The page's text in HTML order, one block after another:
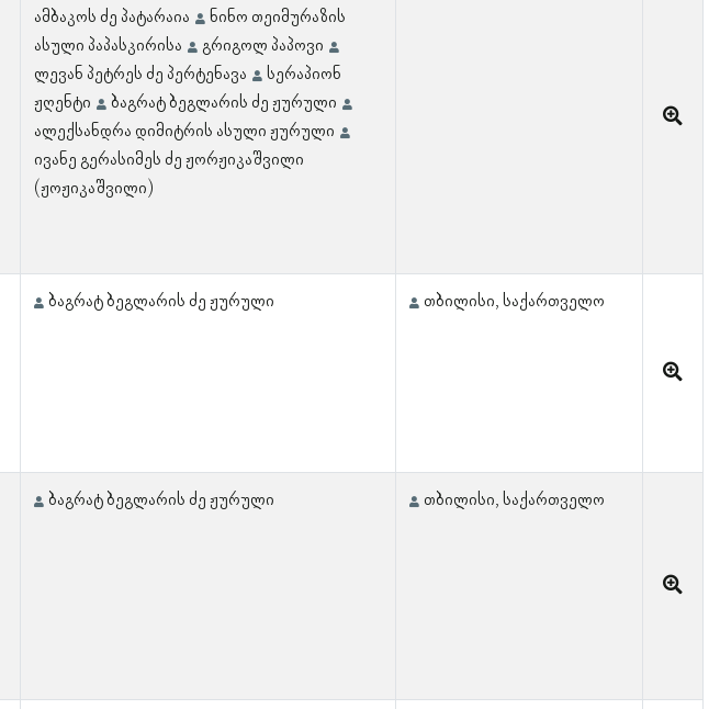
ამბაკოს ძე პატარაია
ნინო თეიმურაზის
ასული პაპასკირისა
გრიგოლ პაპოვი
ლევან პეტრეს ძე პერტენავა
სერაპიონ
ჟღენტი
ბაგრატ ბეგლარის ძე ჟურული
ალექსანდრა დიმიტრის ასული ჟურული
ივანე გერასიმეს ძე ჟორჟიკაშვილი
(ჟოჟიკაშვილი)
ბაგრატ ბეგლარის ძე ჟურული თბილისი, საქართველო
ბაგრატ ბეგლარის ძე ჟურული თბილისი, საქართველო